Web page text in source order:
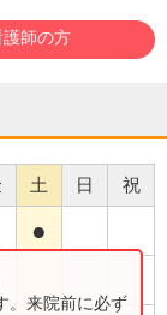
護師の方
土 日 祝
●
。来院前に必ず